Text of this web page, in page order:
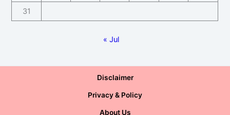
31
« Jul
Disclaimer
Privacy & Policy
About Us